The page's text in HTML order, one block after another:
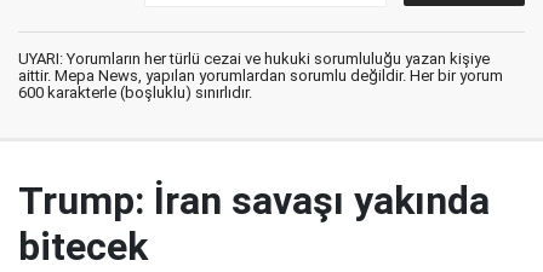
UYARI: Yorumların her türlü cezai ve hukuki sorumluluğu yazan kişiye
aittir. Mepa News, yapılan yorumlardan sorumlu değildir. Her bir yorum
600 karakterle (boşluklu) sınırlıdır.
Trump: İran savaşı yakında
bitecek